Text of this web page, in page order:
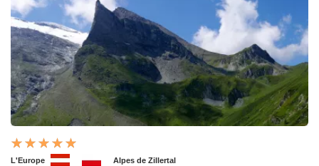
L'Europe Alpes de Zillertal